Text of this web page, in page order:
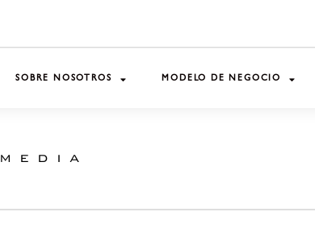
SOBRE NOSOTROS MODELO DE NEGOCIO
MEDIA